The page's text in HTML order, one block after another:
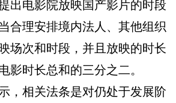
电影院放映国产影片的时段
合理安排境内法人、其他组织
场次和时段，并且放映的时长
影时长总和的三分之二。
相关法条是对仍处于发展阶